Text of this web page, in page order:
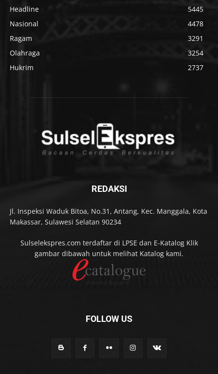
Headline
5445
Nasional
4478
Ragam
3291
Olahraga
3254
Hukrim
2737
REDAKSI
Jl. Inspeksi Waduk Bitoa, No.31, Antang, Kec. Manggala, Kota
Makassar, Sulawesi Selatan 90234
Sulselekspres.com terdaftar di LPSE dan E-Katalog Klik
gambar dibawah untuk melihat Katalog kami.
FOLLOW US